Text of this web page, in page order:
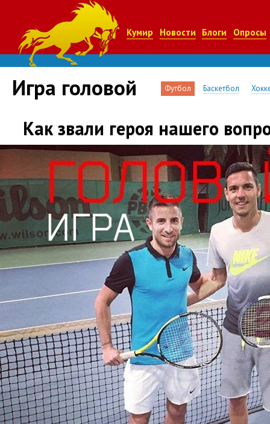
Кумир Новости Блоги Опросы
Игра головой Футбол Баскетбол
Как звали героя нашего